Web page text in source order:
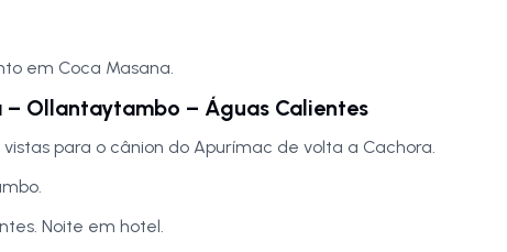
em Coca Masana.
– Ollantaytambo – Águas Calientes
para o cânion do Apurímac de volta a Cachora.
Noite em hotel.